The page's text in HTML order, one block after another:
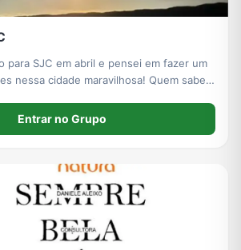
para SJC em abril e pensei em fazer um
cidade maravilhosa! Quem sabe
Entrar no Grupo